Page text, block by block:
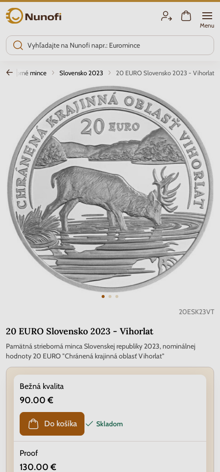
Nunofi.sk
Menu
Strieborné mince Slovensko 2023 20 EURO Slovensko 2023 - Vihorlat
20ESK23VT
20 EURO Slovensko 2023 - Vihorlat
Pamätná strieborná minca Slovenskej republiky 2023, nominálnej
hodnoty 20 EURO "Chránená krajinná oblasť Vihorlat"
Bežná kvalita
90.00 €
Do košíka Skladom
Proof
130.00 €